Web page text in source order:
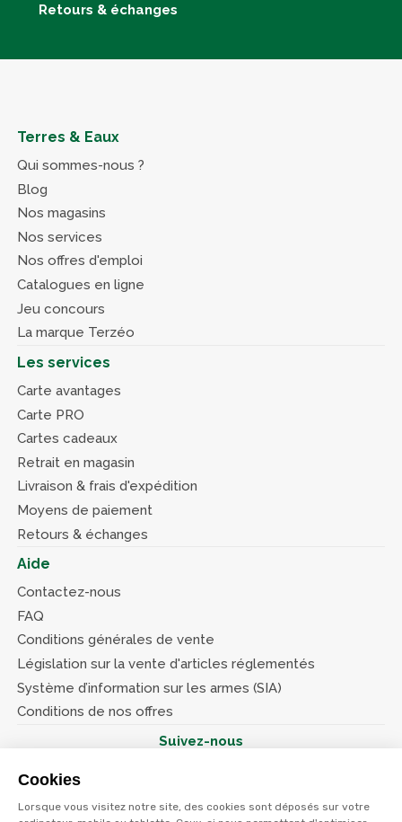
Cookies
Lorsque vous visitez notre site, des cookies sont déposés sur votre
Retours & échanges
Terres & Eaux
Qui sommes-nous ?
Blog
Nos magasins
Nos services
Nos offres d'emploi
Catalogues en ligne
Jeu concours
La marque Terzéo
Les services
Carte avantages
Carte PRO
Cartes cadeaux
Retrait en magasin
Livraison & frais d'expédition
Moyens de paiement
Retours & échanges
Aide
Contactez-nous
FAQ
Conditions générales de vente
Législation sur la vente d'articles réglementés
Système d’information sur les armes (SIA)
Conditions de nos offres
Suivez-nous